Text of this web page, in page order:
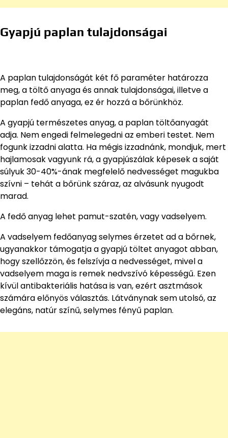
Gyapjú paplan tulajdonságai
A paplan tulajdonságát két fő paraméter határozza
meg, a töltő anyaga és annak tulajdonságai, illetve a
paplan fedő anyaga, ez ér hozzá a bőrünkhöz.
A gyapjú természetes anyag, a paplan töltőanyagát
adja. Nem engedi felmelegedni az emberi testet. Nem
fogunk izzadni alatta. Ha mégis izzadnánk, mondjuk, mert
hajlamosak vagyunk rá, a gyapjúszálak képesek a saját
súlyuk 30-40%-ának megfelelő nedvességet magukba
szívni – tehát a bőrünk száraz, az alvásunk nyugodt
marad.
A fedő anyag lehet pamut-szatén, vagy vadselyem.
A vadselyem fedőanyag selymes érzetet ad a bőrnek,
ugyanakkor támogatja a gyapjú töltet anyagot abban,
hogy szellőzzön, és felszívja a nedvességet, mivel a
vadselyem maga is remek nedvszívó képességű. Ezen
kívül antibakteriális hatása is van, ezért asztmások
számára előnyös választás. Látványnak sem utolsó, az
elegáns, natúr színű, selymes fényű paplan.